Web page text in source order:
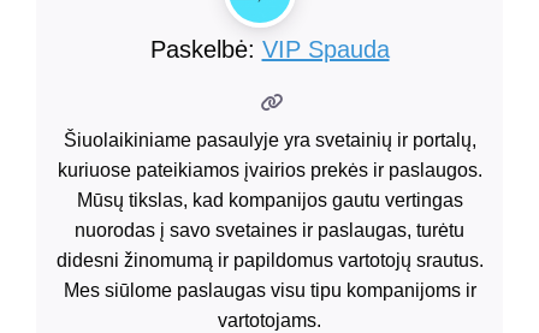
Paskelbė: VIP Spauda
Šiuolaikiniame pasaulyje yra svetainių ir portalų,
kuriuose pateikiamos įvairios prekės ir paslaugos.
Mūsų tikslas, kad kompanijos gautu vertingas
nuorodas į savo svetaines ir paslaugas, turėtu
didesni žinomumą ir papildomus vartotojų srautus.
Mes siūlome paslaugas visu tipu kompanijoms ir
vartotojams.